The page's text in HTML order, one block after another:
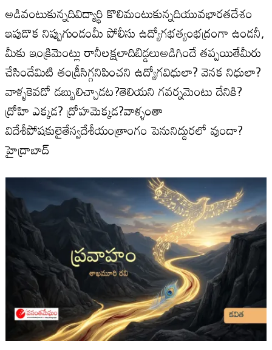
అడివంటుకున్నదివిద్యార్థి కొలిమంటుకున్నదియువభారతదేశం
ఇపుడొక నిప్పుగుండంమీ పోలీసు ఉద్యోగభత్యంభద్రంగా ఉండనీ,
మీకు ఇంక్రిమెంట్లు రానీలక్షలాదిబిడ్డలుఅడిగిందే తప్పయితేమీరు
చేసిందేమిటి తండ్రీసిగ్గనిపించని ఉద్యోగవిధులా? వెనక నిధులా?
వాళ్ళకెవడో డబ్బులిచ్చాడట?తెలియని గవర్నమెంటు దేనికి?
ద్రోహి ఎక్కడ? ద్రోహమెక్కడ?వాళ్ళంతా
విదేశీపోషకులైతేస్వదేశీయంత్రాంగం పెనునిద్దురలో వుందా?
హైద్రాబాద్